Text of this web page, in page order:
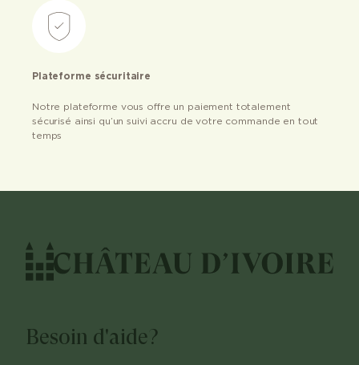
Plateforme sécuritaire
Notre plateforme vous offre un paiement totalement
sécurisé ainsi qu’un suivi accru de votre commande en tout
temps
Besoin d'aide?